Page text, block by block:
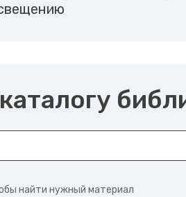
найти нужный материал